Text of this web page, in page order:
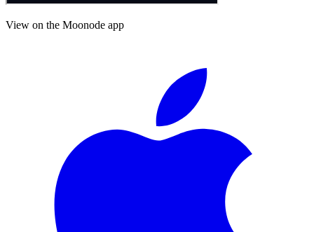
View on the Moonode app